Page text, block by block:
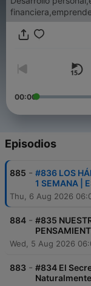
00:00
Episodios
885 - #836 LOS
1 SEMANA |
Thu, 6 Aug 2026
884 - #835
Wed, 5 Aug 2026
883 - #834 El